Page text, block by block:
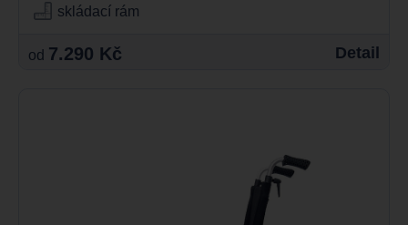
skládací rám
od 7.290 Kč Detail